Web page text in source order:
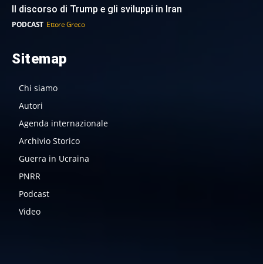
Il discorso di Trump e gli sviluppi in Iran
PODCAST Ettore Greco
Sitemap
Chi siamo
Autori
Agenda internazionale
Archivio Storico
Guerra in Ucraina
PNRR
Podcast
Video